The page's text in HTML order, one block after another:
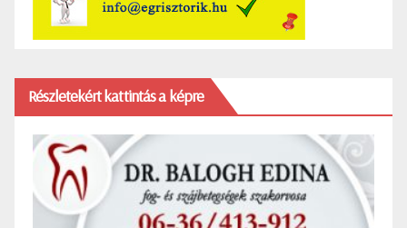
Részletekért kattintás a képre